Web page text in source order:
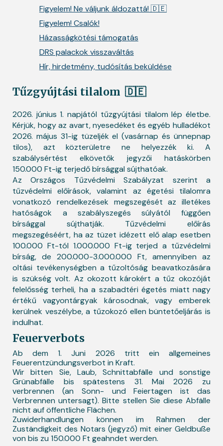
Figyelem! Ne váljunk áldozattá! 🇩🇪
Figyelem! Csalók!
Házasságkötési támogatás
DRS palackok visszaváltás
Hír, hirdetmény, tudósítás beküldése
Tűzgyújtási tilalom 🇩🇪
2026. június 1. napjától tűzgyújtási tilalom lép életbe.
Kérjük, hogy az avart, nyesedéket és egyéb hulladékot
2026. május 31-ig tüzeljék el (vasárnap és ünnepnap
tilos), azt közterületre ne helyezzék ki. A
szabálysértést elkövetők jegyzői hatáskörben
150.000 Ft-ig terjedő bírsággal sújthatóak.
Az Országos Tűzvédelmi Szabályzat szerint a
tűzvédelmi előírások, valamint az égetési tilalomra
vonatkozó rendelkezések megszegését az illetékes
hatóságok a szabályszegés súlyától függően
bírsággal sújthatják. Tűzvédelmi előírás
megszegéséért, ha az tüzet idézett elő alap esetben
100.000 Ft-tól 1.000.000 Ft-ig terjed a tűzvédelmi
bírság, de 200.000-3.000.000 Ft, amennyiben az
oltási tevékenységben a tűzoltóság beavatkozására
is szükség volt. Az okozott károkért a tűz okozóját
felelősség terheli, ha a szabadtéri égetés miatt nagy
értékű vagyontárgyak károsodnak, vagy emberek
kerülnek veszélybe, a tűzokozó ellen büntetőeljárás is
indulhat.
Feuerverbots
Ab dem 1. Juni 2026 tritt ein allgemeines
Feuerentzündungsverbot in Kraft.
Wir bitten Sie, Laub, Schnittabfälle und sonstige
Grünabfälle bis spätestens 31. Mai 2026 zu
verbrennen (an Sonn- und Feiertagen ist das
Verbrennen untersagt). Bitte stellen Sie diese Abfälle
nicht auf öffentliche Flächen.
Zuwiderhandlungen können im Rahmen der
Zuständigkeit des Notars (jegyző) mit einer Geldbuße
von bis zu 150.000 Ft geahndet werden.